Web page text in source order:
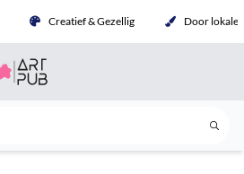
Creatief & Gezellig Door lokale